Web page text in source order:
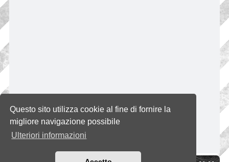
Questo sito utilizza cookie al fine di fornire la
migliore navigazione possibile
Ulteriori informazioni